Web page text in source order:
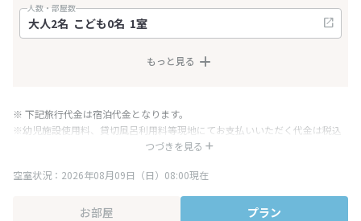
人数・部屋数
もっと見る
つづきを見る
※ 下記旅行代金は宿泊代金となります。
※幼児施設使用料、貸切風呂利用料等現地にてお支払いいただく代金は税込
み表記となりますが、消費税増税に伴い代金が一部変更となる場合がござい
※表示されている旅行代金・プラン内容は一定時間ごとに更新されます。最
空室状況：2026年08月09日（日）08:00現在
お部屋 プラン